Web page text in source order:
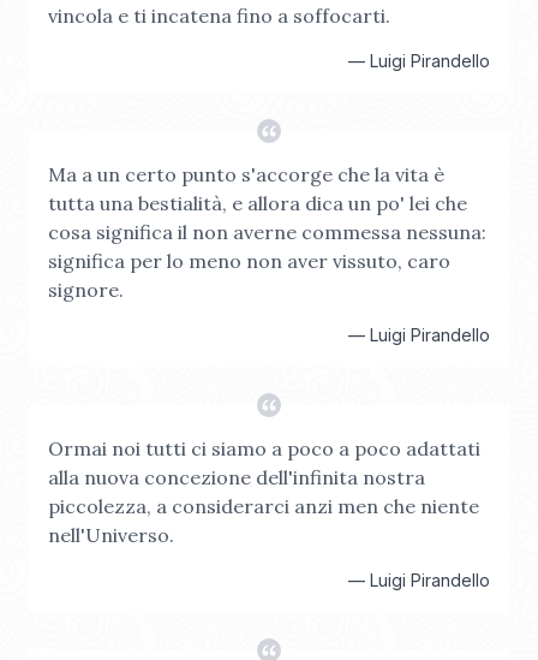
vincola e ti incatena fino a soffocarti.
— Luigi Pirandello
Ma a un certo punto s'accorge che la vita è
tutta una bestialità, e allora dica un po' lei che
cosa significa il non averne commessa nessuna:
significa per lo meno non aver vissuto, caro
signore.
— Luigi Pirandello
Ormai noi tutti ci siamo a poco a poco adattati
alla nuova concezione dell'infinita nostra
piccolezza, a considerarci anzi men che niente
nell'Universo.
— Luigi Pirandello